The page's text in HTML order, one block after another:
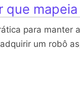
mapeia
para manter
um robô